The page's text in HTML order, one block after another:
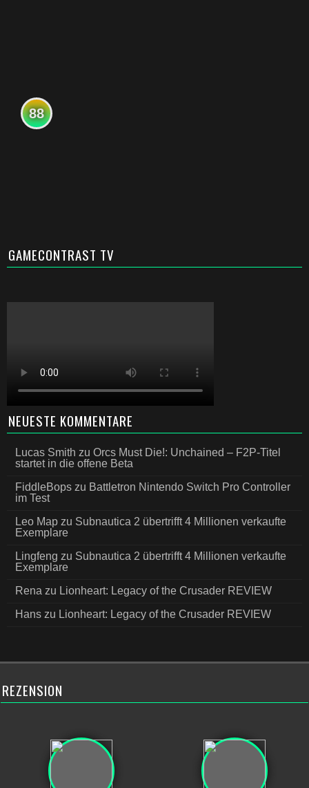
88
GAMECONTRAST TV
NEUESTE KOMMENTARE
Lucas Smith zu Orcs Must Die!: Unchained – F2P-Titel
startet in die offene Beta
FiddleBops zu Battletron Nintendo Switch Pro Controller
im Test
Leo Map zu Subnautica 2 übertrifft 4 Millionen verkaufte
Exemplare
Lingfeng zu Subnautica 2 übertrifft 4 Millionen verkaufte
Exemplare
Rena zu Lionheart: Legacy of the Crusader REVIEW
Hans zu Lionheart: Legacy of the Crusader REVIEW
REZENSION